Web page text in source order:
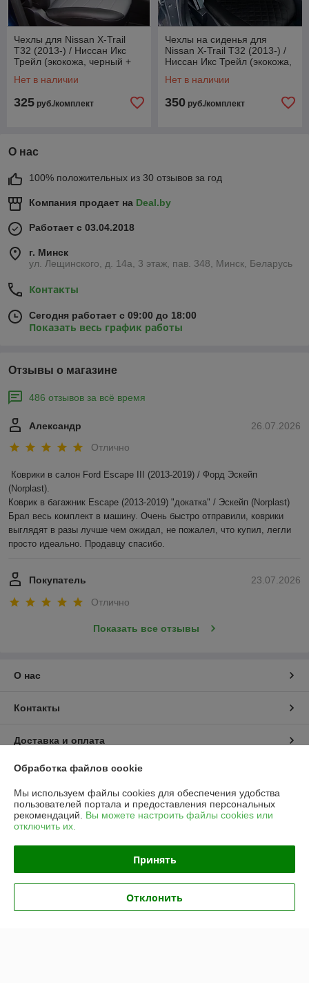
Чехлы для Nissan X-Trail
T32 (2013-) / Ниссан Икс
Трейл (экокожа, черный +
Нет в наличии
325 руб./комплект
Чехлы на сиденья для
Nissan X-Trail T32 (2013-) /
Ниссан Икс Трейл (экокожа,
Нет в наличии
350 руб./комплект
О нас
100% положительных из 30 отзывов за год
Компания продает на Deal.by
Работает с 03.04.2018
г. Минск
ул. Лещинского, д. 14а, 3 этаж, пав. 348, Минск, Беларусь
Контакты
Сегодня работает с 09:00 до 18:00
Показать весь график работы
Отзывы о магазине
486 отзывов за всё время
26.07.2026
Александр
Отлично
Коврики в салон Ford Escape III (2013-2019) / Форд Эскейп
(Norplast).
Коврик в багажник Escape (2013-2019) "докатка" / Эскейп (Norplast)
Брал весь комплект в машину. Очень быстро отправили, коврики
выглядят в разы лучше чем ожидал, не пожалел, что купил, легли
просто идеально. Продавцу спасибо.
23.07.2026
Покупатель
Отлично
Показать все отзывы
О нас
Контакты
Доставка и оплата
График работы
Полная версия сайта
Сайт создан на платформе Deal.by
Обработка файлов cookie
Мы используем файлы cookies для обеспечения удобства
пользователей портала и предоставления персональных
рекомендаций. Вы можете настроить файлы cookies или
отключить их.
Принять
Отклонить